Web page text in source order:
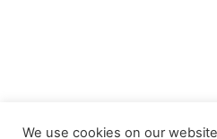
We use cookies on our